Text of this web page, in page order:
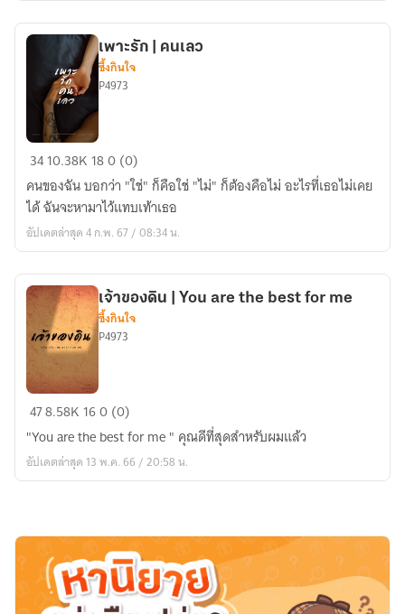
(จบ
ฉบับ
ไรท์
เพาะ
|
คน
เลว
เพาะรัก | คนเลว
ซึ้งกินใจ
P4973
3410.38K 180 (0)
คนของฉัน บอกว่า "ใช่" ก็คือใช่ "ไม่" ก็ต้องคือไม่ อะไรที่เธอไม่เคย
ได้ ฉันจะหามาไว้แทบเท้าเธอ
อัปเดตล่าสุด 4 ก.พ. 67 / 08:34 น.
เจ้าของ
You
best
for
me
เจ้าของดิน | You are the best for me
ซึ้งกินใจ
P4973
478.58K 160 (0)
"You are the best for me " คุณดีที่สุดสำหรับผมแล้ว
อัปเดตล่าสุด 13 พ.ค. 66 / 20:58 น.